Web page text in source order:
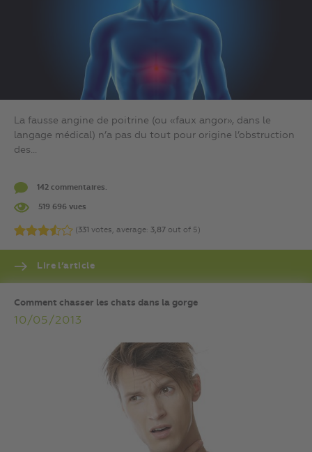
La fausse angine de poitrine (ou «faux angor», dans le
langage médical) n’a pas du tout pour origine l’obstruction
des...
142 commentaires.
519 696 vues
(331 votes, average: 3,87 out of 5)
Lire l’article
Comment chasser les chats dans la gorge
10/05/2013